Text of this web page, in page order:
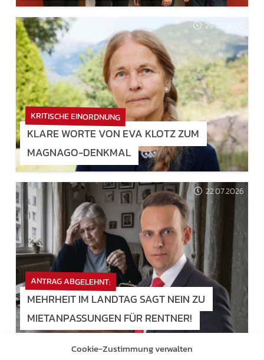
Cookie-Zustimmung verwalten
29.07.2026
KRITISCHE EINORDNUNG
KLARE WORTE VON EVA KLOTZ ZUM
MAGNAGO-DENKMAL
22.07.2026
ANTRAG ABGELEHNT:
MEHRHEIT IM LANDTAG SAGT NEIN ZU
MIETANPASSUNGEN FÜR RENTNER!